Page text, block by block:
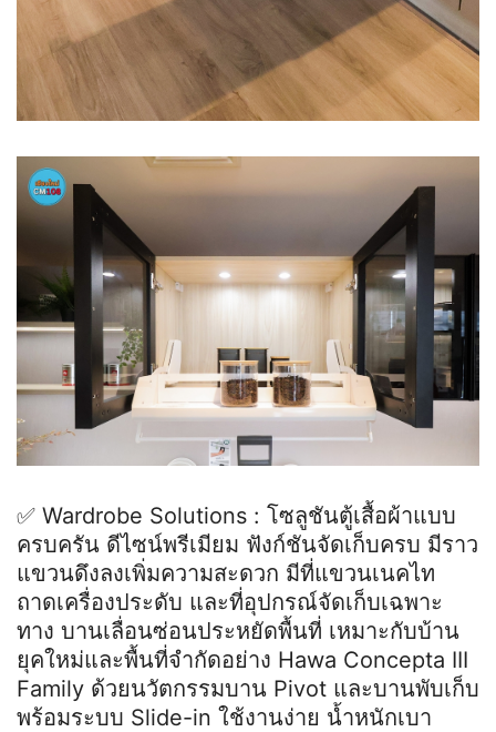
✅ Wardrobe Solutions : โซลูชันตู้เสื้อผ้าแบบ
ครบครัน ดีไซน์พรีเมียม ฟังก์ชันจัดเก็บครบ มีราว
แขวนดึงลงเพิ่มความสะดวก มีที่แขวนเนคไท
ถาดเครื่องประดับ และที่อุปกรณ์จัดเก็บเฉพาะ
ทาง บานเลื่อนซ่อนประหยัดพื้นที่ เหมาะกับบ้าน
ยุคใหม่และพื้นที่จำกัดอย่าง Hawa Concepta III
Family ด้วยนวัตกรรมบาน Pivot และบานพับเก็บ
พร้อมระบบ Slide-in ใช้งานง่าย น้ำหนักเบา